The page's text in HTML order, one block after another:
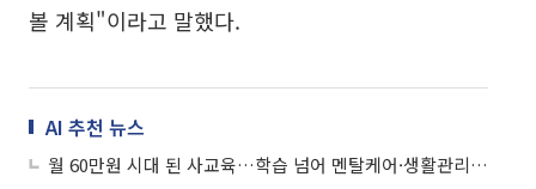
볼 계획"이라고 말했다.
AI 추천 뉴스
월 60만원 시대 된 사교육…학습 넘어 멘탈케어·생활관리까지 판다